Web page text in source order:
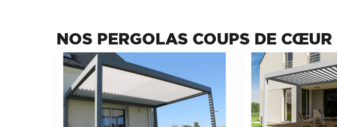
NOS PERGOLAS COUPS DE CŒUR